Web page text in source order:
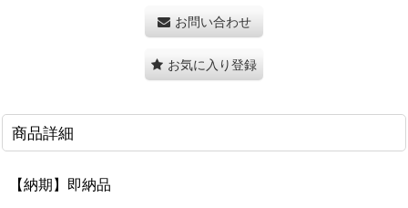
お問い合わせ
お気に入り登録
商品詳細
【納期】即納品